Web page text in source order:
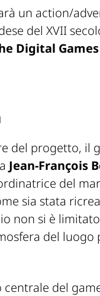
un action/
del XVII
Digital Games
del progetto, il
Jean-François
del
sia stata
non si è
del luogo
del